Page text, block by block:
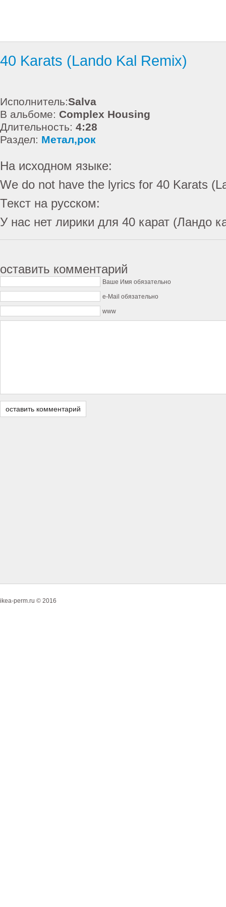
40 Karats (Lando Kal Remix)
Исполнитель:Salva
В альбоме: Complex Housing
Длительность: 4:28
Раздел: Метал,рок
На исходном языке:
We do not have the lyrics for 40 Karats
Текст на русском:
У нас нет лирики для 40 карат (Ландо
оставить комментарий
Ваше Имя обязательно
e-Mail обязательно
www
ikea-perm.ru © 2016